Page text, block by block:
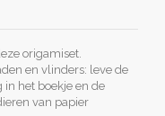
origamiset.
en vlinders: leve de
in het boekje en de
van papier